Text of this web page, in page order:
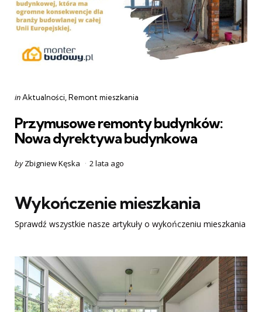
Categories
Posted
inAktualności Remont mieszkania
Przymusowe remonty budynków:
Nowa dyrektywa budynkowa
Posted
by Zbigniew Kęska 2 lata ago
Wykończenie mieszkania
Sprawdź wszystkie nasze artykuły o wykończeniu mieszkania